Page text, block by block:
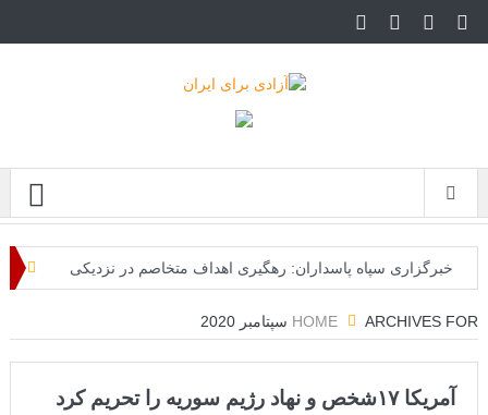
Menu
خبرگزاری سپاه پاسداران: رهگیری اهداف متخاصم در نزدیکی
همچنان پابرجاست
HOME ARCHIVES FOR سپتامبر 2020
آمریکا ۱۷شخص و نهاد رژیم سوریه را تحریم کرد